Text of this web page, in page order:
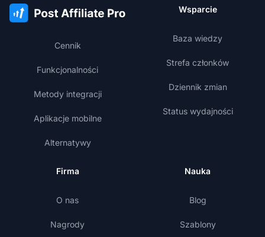
Cennik
Funkcjonalności
Metody integracji
Aplikacje mobilne
Alternatywy
Wsparcie
Baza wiedzy
Strefa członków
Dziennik zmian
Status wydajności
Firma
O nas
Nagrody
Nauka
Blog
Szablony